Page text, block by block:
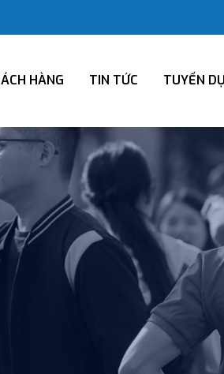
HÀNG TIN TỨC TUYỂN